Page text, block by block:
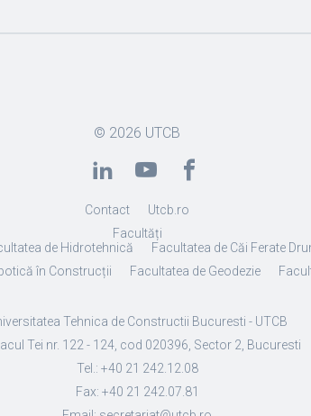
© 2026 UTCB
Contact
Utcb.ro
Facultăți
de Hidrotehnică Facultatea de Căi Ferate
în Construcții
Facultatea de Geodezie
Tehnica de Constructii Bucuresti - UTCB
Tei nr. 122 - 124, cod 020396, Sector 2, Bucuresti
Tel.: +40 21 242.12.08
Fax: +40 21 242.07.81